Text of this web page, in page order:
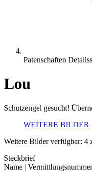
Patenschaften
Lou
Schutzengel gesucht!
WEITERE BILDER
Weitere Bilder verfügbar: 4
Steckbrief
Name | Vermittlungsnummer